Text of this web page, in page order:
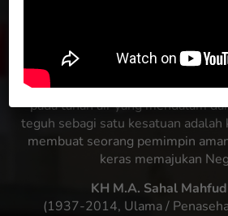
agamais, itu juga tersebar
pendidikan dan setiap
Istilahnya me-NASIMA-kan
pada tanah air yang mendalam
teguh sebagi satu kesatuan adalah
membuat seorang pemimpin
keras memajukan
KH M.A. Sahal
(1937-2014, Ulama /